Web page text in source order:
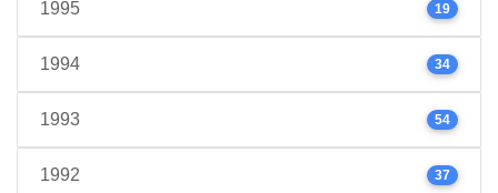
1995 19
1994 34
1993 54
1992 37